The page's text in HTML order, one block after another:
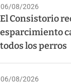
06/08/2026
El Consistorio
esparcimiento
todos los perros
06/08/2026